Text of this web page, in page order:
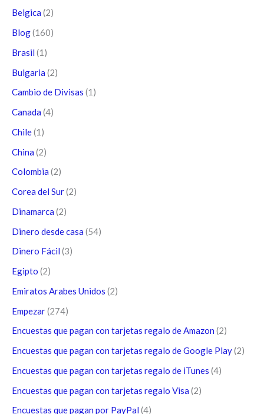
Belgica (2)
Blog(160)
Brasil (1)
Bulgaria (2)
Cambio de Divisas (1)
Canada (4)
Chile(1)
China (2)
Colombia (2)
Corea del Sur(2)
Dinamarca (2)
Dinero desde casa (54)
Dinero Fácil (3)
Egipto (2)
Emiratos Arabes Unidos (2)
Empezar(274)
Encuestas que pagan con tarjetas regalo de Amazon (2)
Encuestas que pagan con tarjetas regalo de Google Play(2)
Encuestas que pagan con tarjetas regalo de iTunes (4)
Encuestas que pagan con tarjetas regalo Visa (2)
Encuestas que pagan por PayPal (4)